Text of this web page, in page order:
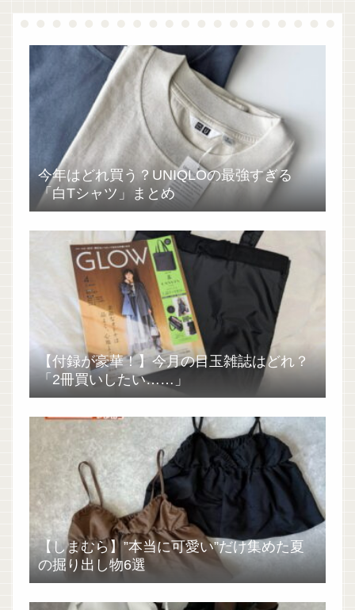
今年はどれ買う？UNIQLOの最強すぎる
「白Tシャツ」まとめ
【付録が豪華！】今月の目玉雑誌はどれ？
「2冊買いしたい……」
【しまむら】”本当に可愛い”だけ集めた夏
の掘り出し物6選